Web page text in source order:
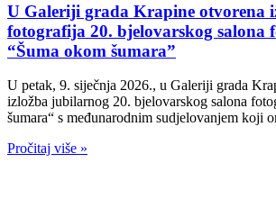
U Galeriji grada Krapine otvorena
fotografija 20. bjelovarskog salona
“Šuma okom šumara”
U petak, 9. siječnja 2026., u Galeriji grada
izložba jubilarnog 20. bjelovarskog salona
šumara“ s međunarodnim sudjelovanjem koji
Pročitaj više »